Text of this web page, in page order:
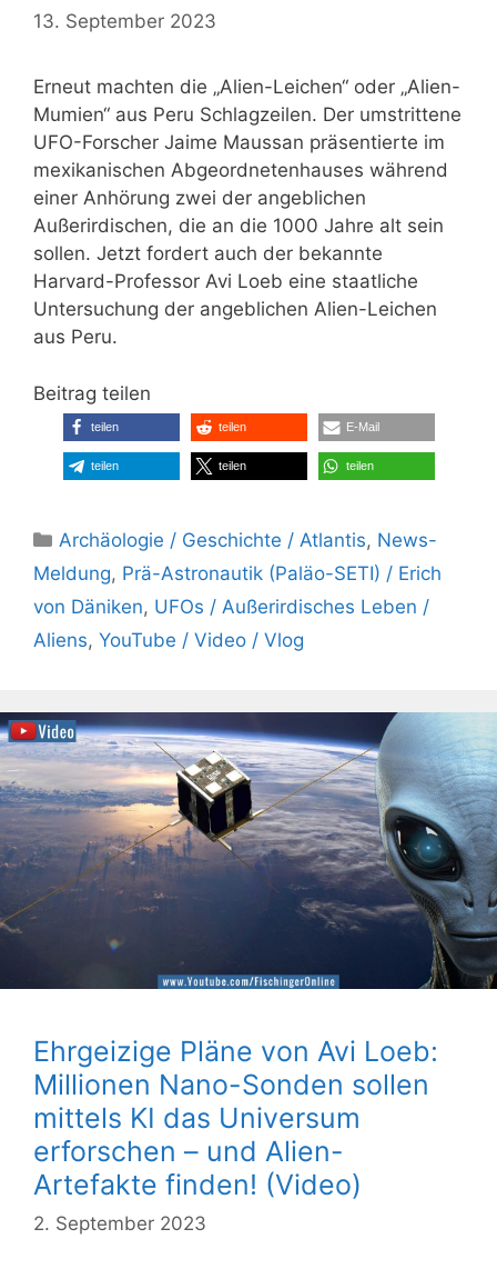
13. September 2023
Erneut machten die „Alien-Leichen“ oder „Alien-
Mumien“ aus Peru Schlagzeilen. Der umstrittene
UFO-Forscher Jaime Maussan präsentierte im
mexikanischen Abgeordnetenhauses während
einer Anhörung zwei der angeblichen
Außerirdischen, die an die 1000 Jahre alt sein
sollen. Jetzt fordert auch der bekannte
Harvard-Professor Avi Loeb eine staatliche
Untersuchung der angeblichen Alien-Leichen
aus Peru.
Beitrag teilen
teilen teilen E-Mail
teilen teilen teilen
Kategorien
Archäologie / Geschichte / Atlantis, News-
Meldung, Prä-Astronautik (Paläo-SETI) / Erich
von Däniken, UFOs / Außerirdisches Leben /
Aliens, YouTube / Video / Vlog
Ehrgeizige Pläne von Avi Loeb:
Millionen Nano-Sonden sollen
mittels KI das Universum
erforschen – und Alien-
Artefakte finden! (Video)
2. September 2023